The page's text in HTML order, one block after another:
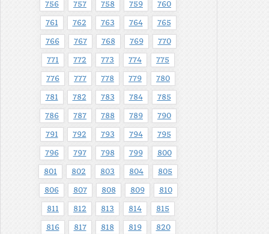
756 757 758 759 760
761 762 763 764 765
766 767 768 769 770
771 772 773 774 775
776 777 778 779 780
781 782 783 784 785
786 787 788 789 790
791 792 793 794 795
796 797 798 799 800
801 802 803 804 805
806 807 808 809 810
811 812 813 814 815
816 817 818 819 820